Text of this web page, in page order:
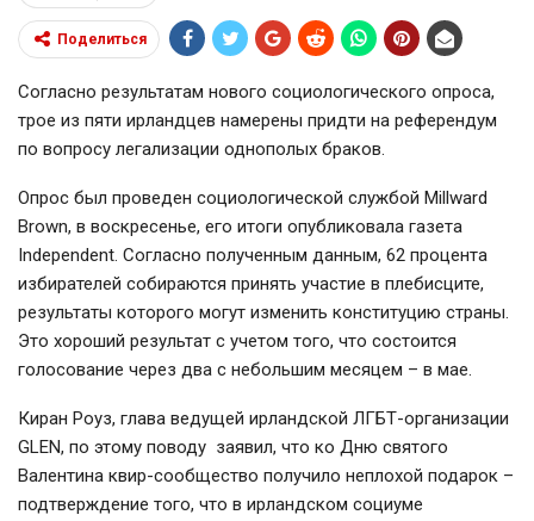
Поделиться
Согласно результатам нового социологического опроса,
трое из пяти ирландцев намерены придти на референдум
по вопросу легализации однополых браков.
Опрос был проведен социологической службой Millward
Brown, в воскресенье, его итоги опубликовала газета
Independent. Согласно полученным данным, 62 процента
избирателей собираются принять участие в плебисците,
результаты которого могут изменить конституцию страны.
Это хороший результат с учетом того, что состоится
голосование через два с небольшим месяцем – в мае.
Киран Роуз, глава ведущей ирландской ЛГБТ-организации
GLEN, по этому поводу заявил, что ко Дню святого
Валентина квир-сообщество получило неплохой подарок –
подтверждение того, что в ирландском социуме